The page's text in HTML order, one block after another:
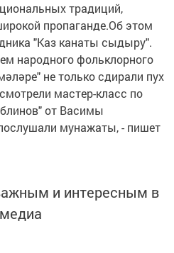
традиций,
пропаганде.Об этом
"Каз канаты сыдыру".
народного фольклорного
не только сдирали пух
мастер-класс по
от Васимы
мунажаты, - пишет
и интересным в